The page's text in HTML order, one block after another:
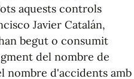
aquests controls
Javier Catalán,
begut o consumit
del nombre de
nombre d'accidents amb